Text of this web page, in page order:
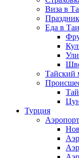
Виза в
Еда в
Тайский
Турция